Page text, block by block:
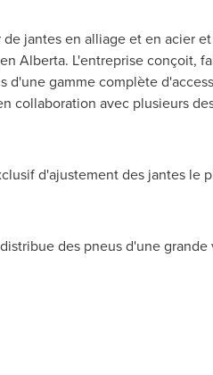
jantes en alliage et en acier
Alberta. L'entreprise conçoit,
d'une gamme complète
collaboration avec plusieurs
d'ajustement des jantes le
des pneus d'une